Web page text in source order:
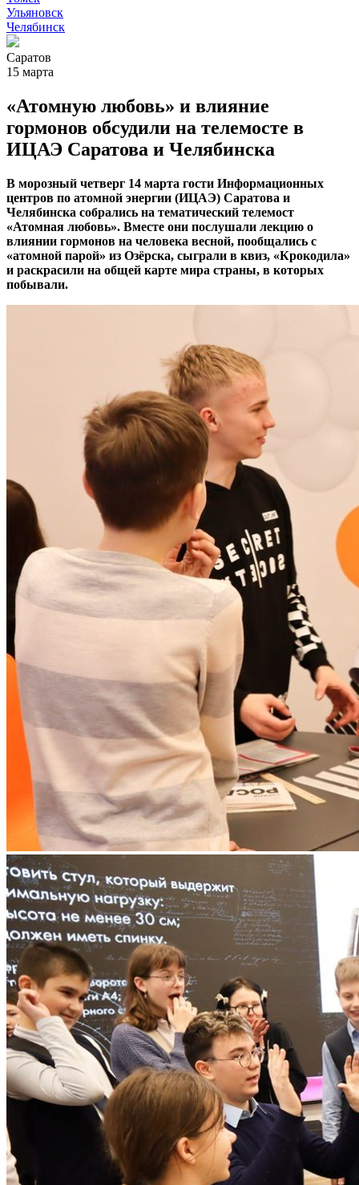
Ульяновск
Челябинск
Саратов
15 марта
«Атомную любовь» и влияние
гормонов обсудили на телемосте в
ИЦАЭ Саратова и Челябинска
В морозный четверг 14 марта гости Информационных
центров по атомной энергии (ИЦАЭ) Саратова и
Челябинска собрались на тематический телемост
«Атомная любовь». Вместе они послушали лекцию о
влиянии гормонов на человека весной, пообщались с
«атомной парой» из Озёрска, сыграли в квиз, «Крокодила»
и раскрасили на общей карте мира страны, в которых
побывали.